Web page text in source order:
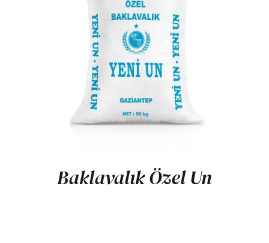
Baklavalık Özel Un